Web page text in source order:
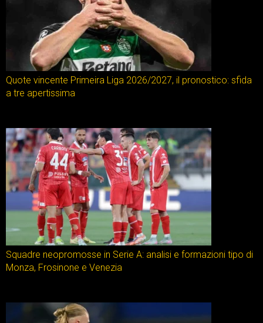
Quote vincente Primeira Liga 2026/2027, il pronostico: sfida
a tre apertissima
Squadre neopromosse in Serie A: analisi e formazioni tipo di
Monza, Frosinone e Venezia